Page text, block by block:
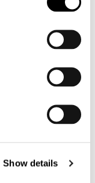
Show details
€ 134,95